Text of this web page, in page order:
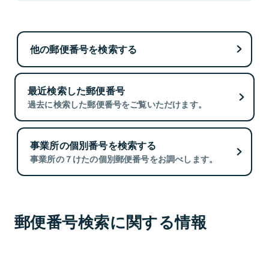
他の郵便番号を検索する
最近検索した郵便番号
過去に検索した郵便番号をご覧いただけます。
事業所の個別番号を検索する
事業所の７けたの個別郵便番号をお調べします。
郵便番号検索に関する情報